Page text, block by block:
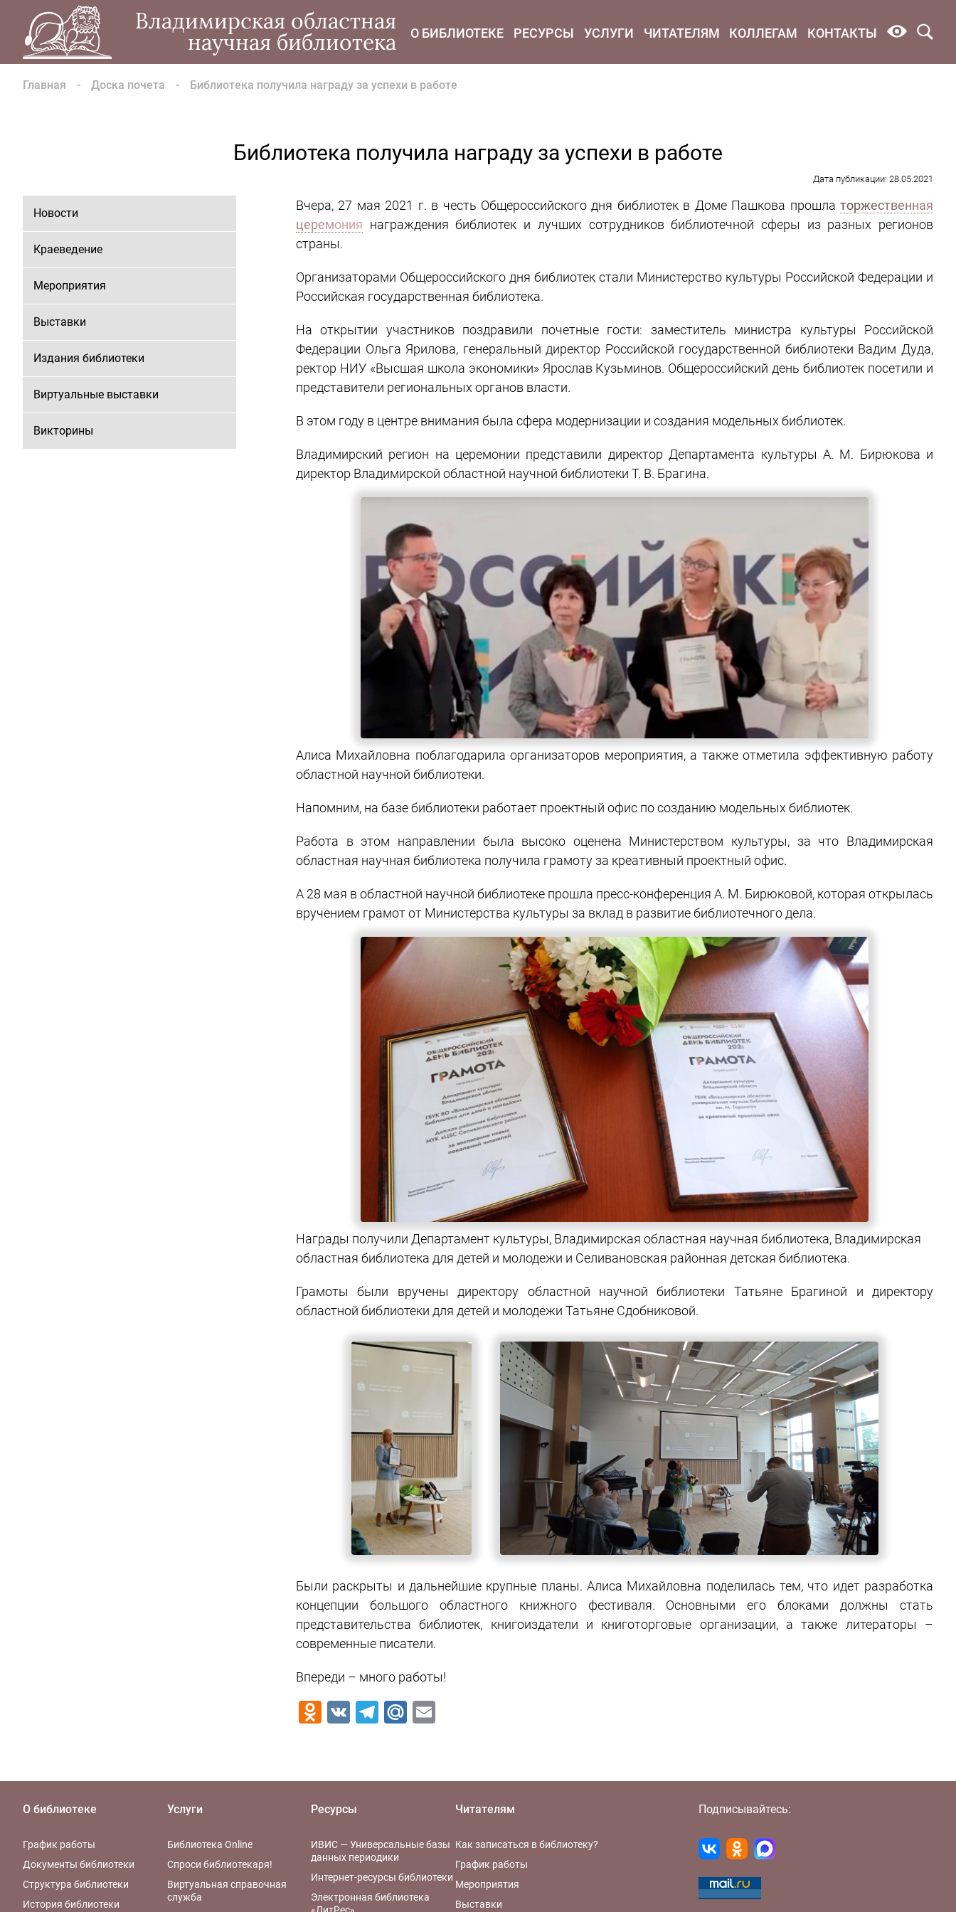
Владимирская областная
научная библиотека
О БИБЛИОТЕКЕ РЕСУРСЫ УСЛУГИ ЧИТАТЕЛЯМ КОЛЛЕГАМ КОНТАКТЫ
Главная Доска почета Библиотека получила награду за успехи в работе
Библиотека получила награду за успехи в работе
Дата публикации: 28.05.2021
Новости
Краеведение
Мероприятия
Выставки
Издания библиотеки
Виртуальные выставки
Викторины
Вчера, 27 мая 2021 г. в честь Общероссийского дня библиотек в Доме Пашкова прошла торжественная
церемония награждения библиотек и лучших сотрудников библиотечной сферы из разных регионов
страны.
Организаторами Общероссийского дня библиотек стали Министерство культуры Российской Федерации и
Российская государственная библиотека.
На открытии участников поздравили почетные гости: заместитель министра культуры Российской
Федерации Ольга Ярилова, генеральный директор Российской государственной библиотеки Вадим Дуда,
ректор НИУ «Высшая школа экономики» Ярослав Кузьминов. Общероссийский день библиотек посетили и
представители региональных органов власти.
В этом году в центре внимания была сфера модернизации и создания модельных библиотек.
Владимирский регион на церемонии представили директор Департамента культуры А. М. Бирюкова и
директор Владимирской областной научной библиотеки Т. В. Брагина.
Алиса Михайловна поблагодарила организаторов мероприятия, а также отметила эффективную работу
областной научной библиотеки.
Напомним, на базе библиотеки работает проектный офис по созданию модельных библиотек.
Работа в этом направлении была высоко оценена Министерством культуры, за что Владимирская
областная научная библиотека получила грамоту за креативный проектный офис.
А 28 мая в областной научной библиотеке прошла пресс-конференция А. М. Бирюковой, которая открылась
вручением грамот от Министерства культуры за вклад в развитие библиотечного дела.
Награды получили Департамент культуры, Владимирская областная научная библиотека, Владимирская
областная библиотека для детей и молодежи и Селивановская районная детская библиотека.
Грамоты были вручены директору областной научной библиотеки Татьяне Брагиной и директору
областной библиотеки для детей и молодежи Татьяне Сдобниковой.
Были раскрыты и дальнейшие крупные планы. Алиса Михайловна поделилась тем, что идет разработка
концепции большого областного книжного фестиваля. Основными его блоками должны стать
представительства библиотек, книгоиздатели и книготорговые организации, а также литераторы –
современные писатели.
Впереди – много работы!
Odnoklassniki
VK Telegram
Mail.Ru
О библиотеке
График работы
Документы библиотеки
Структура библиотеки
История библиотеки
Услуги
Библиотека Online
Спроси библиотекаря!
Виртуальная справочная
служба
Ресурсы
ИВИС — Универсальные базы
данных периодики
Интернет-ресурсы библиотеки
Электронная библиотека
Читателям
Как записаться в библиотеку?
График работы
Мероприятия
Выставки
Подписывайтесь: